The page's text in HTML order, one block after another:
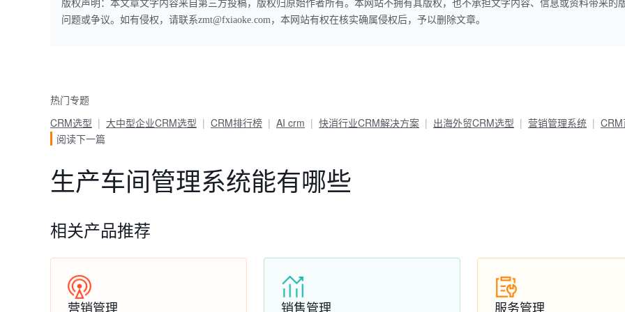
版权声明：本文章文字内容来自第三方投稿，版权归原始作者所有。本网站不拥有其版权，也不承担文字内容、信息或资料带来的
问题或争议。如有侵权，请联系zmt@fxiaoke.com，本网站有权在核实确属侵权后，予以删除文章。
热门专题
CRM选型
大中型企业CRM选型 CRM排行榜 AI crm 快消行业CRM解决方案 出海外贸CRM选型 营销管理系统
阅读下一篇
生产车间管理系统能有哪些
相关产品推荐
营销管理 销售管理 服务管理